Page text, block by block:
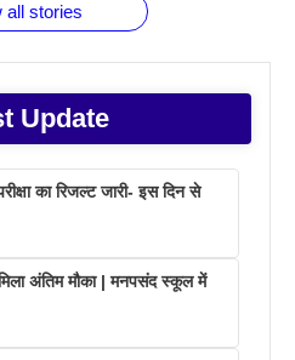
all stories
Update
का रिजल्ट जारी- इस दिन से
अंतिम मौका | मनपसंद स्कूल में